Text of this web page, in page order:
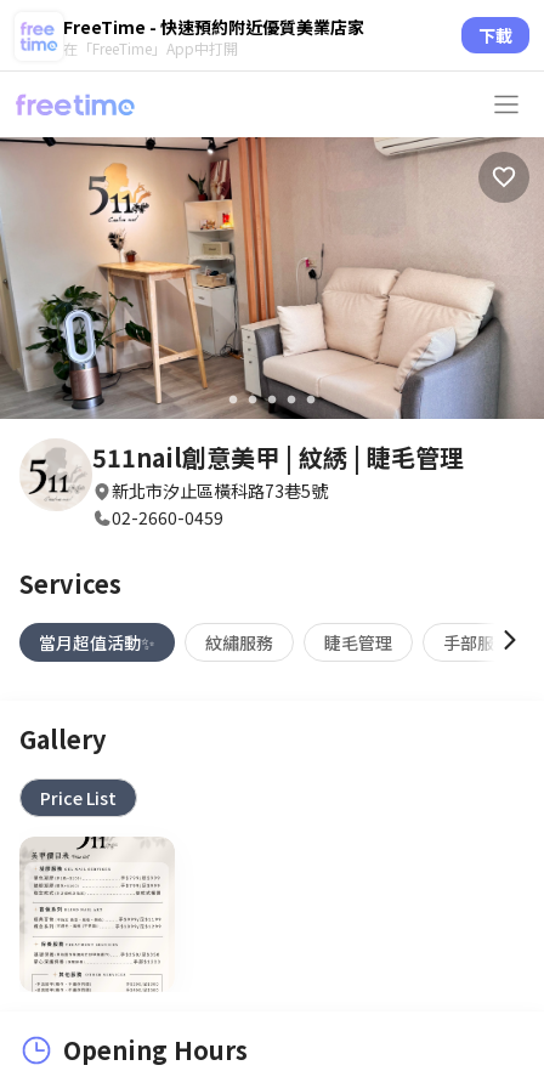
FreeTime - 快速預約附近優質美業店家
在「FreeTime」App中打開 下載
circle circle circle circle circle
511nail創意美甲 | 紋綉 | 睫毛管理
新北市汐止區橫科路73巷5號
02-2660-0459
Services
當月超值活動✨ 紋繡服務 睫毛管理 手部服務(凝
Gallery
Price List
Opening Hours